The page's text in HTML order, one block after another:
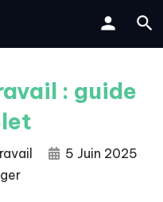
: guide
5 Juin 2025